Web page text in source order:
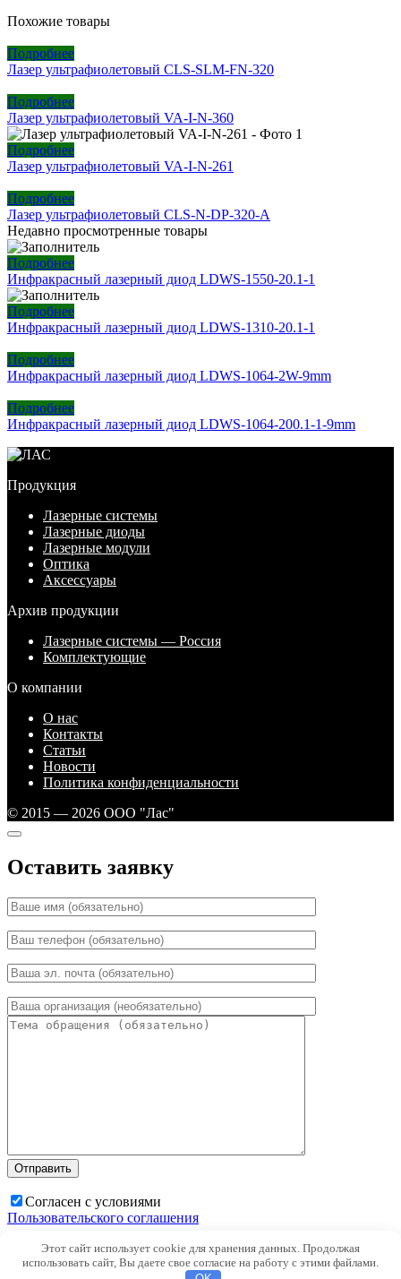
Похожие товары
Подробнее
Лазер ультрафиолетовый CLS-SLM-FN-320
Подробнее
Лазер ультрафиолетовый VA-I-N-360
Подробнее
Лазер ультрафиолетовый VA-I-N-261
Подробнее
Лазер ультрафиолетовый CLS-N-DP-320-A
Недавно просмотренные товары
Подробнее
Инфракрасный лазерный диод LDWS-1550-20.1-1
Подробнее
Инфракрасный лазерный диод LDWS-1310-20.1-1
Подробнее
Инфракрасный лазерный диод LDWS-1064-2W-9mm
Подробнее
Инфракрасный лазерный диод LDWS-1064-200.1-1-9mm
Продукция
Лазерные системы
Лазерные диоды
Лазерные модули
Оптика
Аксессуары
Архив продукции
Лазерные системы — Россия
Комплектующие
О компании
О нас
Контакты
Статьи
Новости
Политика конфиденциальности
© 2015 — 2026 ООО "Лас"
Оставить заявку
Согласен с условиями
Пользовательского соглашения
Этот сайт использует cookie для хранения данных. Продолжая
использовать сайт, Вы даете свое согласие на работу с этими файлами.